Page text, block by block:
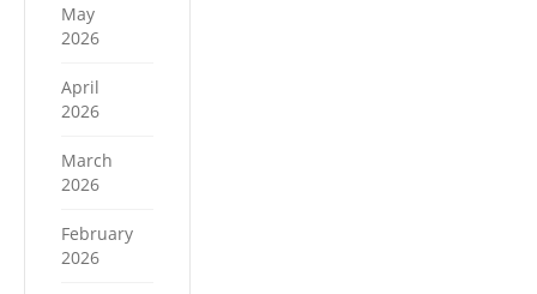
May
2026
April
2026
March
2026
February
2026